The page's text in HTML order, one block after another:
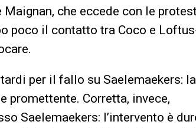
che eccede con le
poco il contatto tra Coco e
per il fallo su Saelemaekers: la
promettente. Corretta, invece,
Saelemaekers: l’intervento è